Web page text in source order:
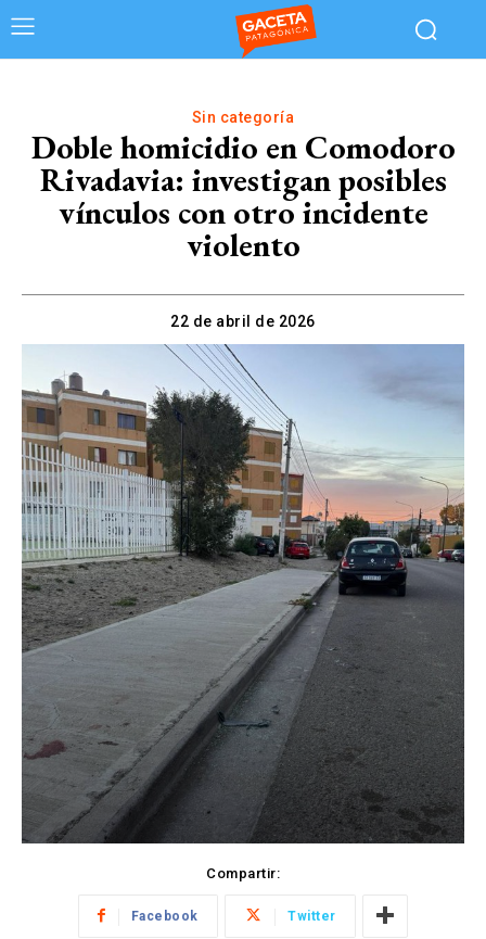
Sin categoría
Doble homicidio en Comodoro
Rivadavia: investigan posibles
vínculos con otro incidente
violento
22 de abril de 2026
Compartir:
Facebook Twitter